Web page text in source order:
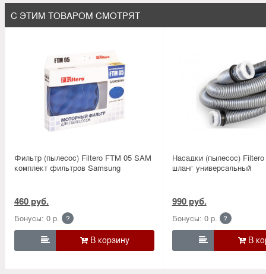
С ЭТИМ ТОВАРОМ СМОТРЯТ
Фильтр (пылесос) Filtero FTM 05 SAM
комплект фильтров Samsung
460 руб.
Бонусы: 0 р. ?

Насадки (пылесос)
шланг универсальный
990 руб.
Бонусы: 0 р. ?
